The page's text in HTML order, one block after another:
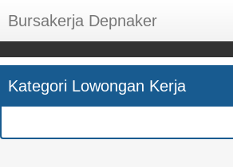
Bursakerja Depnaker
About Me
Disclaimer
Kategori Lowongan Kerja